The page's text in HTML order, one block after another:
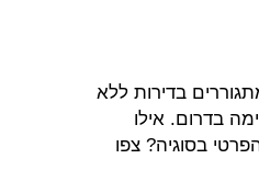
בדירות ללא
בדרום. אילו
בסוגיה? צפו